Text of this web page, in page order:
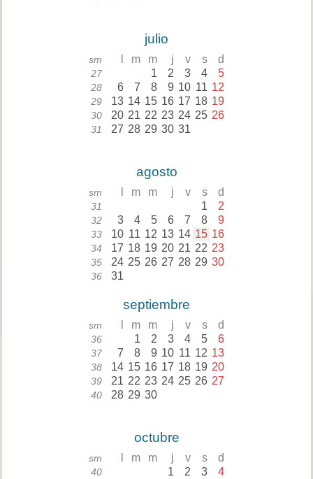
julio
sm m m j v s d
27 1 2 3 4 5
28 6 7 8 9 10 11 12
29 13 14 15 16 17 18 19
30 20 21 22 23 24 25 26
31 27 28 29 30 31
agosto
sm m m j v s d
31 1 2
32 3 4 5 6 7 8 9
33 10 11 12 13 14 15 16
34 17 18 19 20 21 22 23
35 24 25 26 27 28 29 30
36 31
septiembre
sm m m j v s d
36 1 2 3 4 5 6
37 7 8 9 10 11 12 13
38 14 15 16 17 18 19 20
39 21 22 23 24 25 26 27
40 28 29 30
octubre
sm m m j v s d
40 1 2 3 4